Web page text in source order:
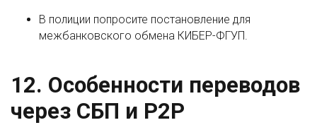
В полиции попросите постановление для
межбанковского обмена КИБЕР-ФГУП.
12. Особенности переводов
через СБП и P2P